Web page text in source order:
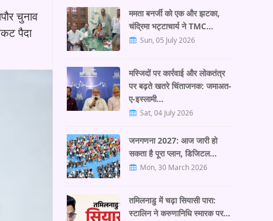
चुनाव
पैदा
ममता बनर्जी को एक और झटका,
चंद्रिमा भट्टाचार्य ने TMC…
Sun, 05 July 2026
मस्जिदों पर कार्रवाई और लोकतंत्र
पर बढ़ते खतरे चिंताजनक: जमाअत-
ए-इस्लामी…
Sat, 04 July 2026
जनगणना 2027: आज जारी हो
सकता है पूरा प्लान, डिजिटल…
Mon, 30 March 2026
तमिलनाडु में चढ़ा सियासी पारा:
स्टालिन ने करुणानिधि स्मारक पर…